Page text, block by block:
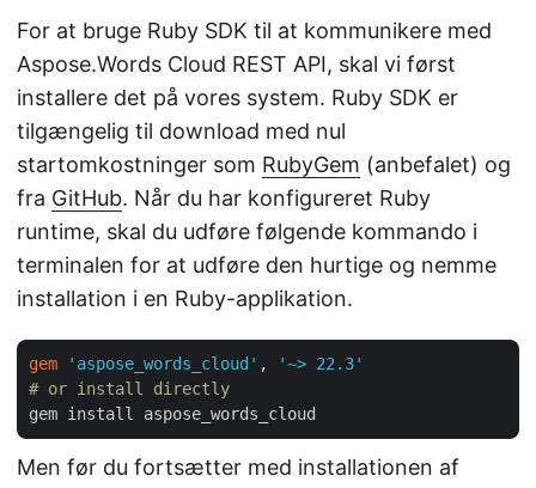
For at bruge Ruby SDK til at kommunikere med
Aspose.Words Cloud REST API, skal vi først
installere det på vores system. Ruby SDK er
tilgængelig til download med nul
startomkostninger som RubyGem (anbefalet) og
fra GitHub. Når du har konfigureret Ruby
runtime, skal du udføre følgende kommando i
terminalen for at udføre den hurtige og nemme
installation i en Ruby-applikation.
gem 'aspose_words_cloud' ,
'~> 22.3'
# or install directly
Men før du fortsætter med installationen af